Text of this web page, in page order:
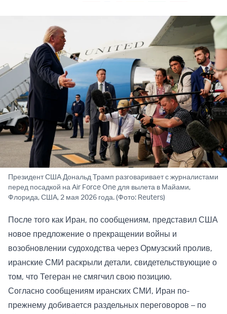
Президент США Дональд Трамп разговаривает с журналистами
перед посадкой на Air Force One для вылета в Майами,
Флорида, США, 2 мая 2026 года. (Фото: Reuters)
После того как Иран, по сообщениям, представил США
новое предложение о прекращении войны и
возобновлении судоходства через Ормузский пролив,
иранские СМИ раскрыли детали, свидетельствующие о
том, что Тегеран не смягчил свою позицию.
Согласно сообщениям иранских СМИ, Иран по-
прежнему добивается раздельных переговоров – по